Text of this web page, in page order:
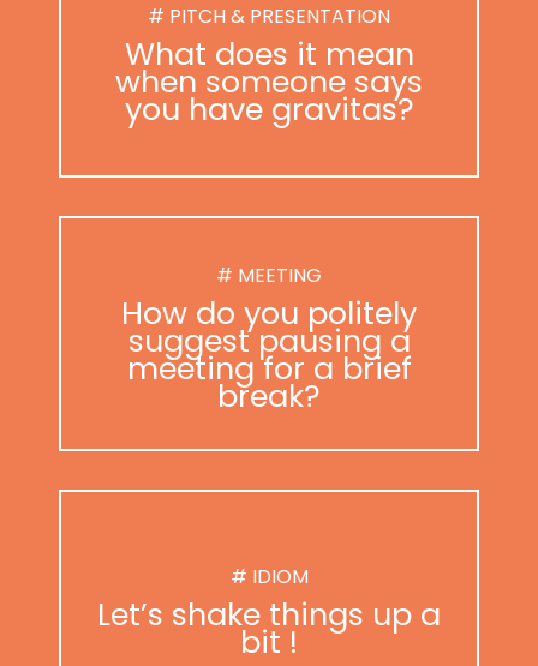
# PITCH & PRESENTATION
What does it mean
when someone says
you have gravitas?
# MEETING
How do you politely
suggest pausing a
meeting for a brief
break?
# IDIOM
Let’s shake things up a
bit !